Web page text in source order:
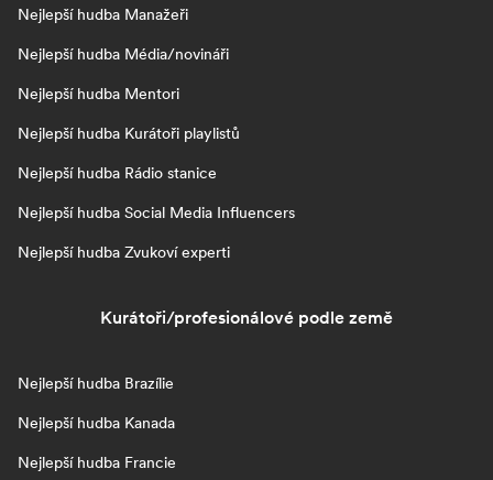
Nejlepší hudba Manažeři
Nejlepší hudba Média/novináři
Nejlepší hudba Mentori
Nejlepší hudba Kurátoři playlistů
Nejlepší hudba Rádio stanice
Nejlepší hudba Social Media Influencers
Nejlepší hudba Zvukoví experti
Kurátoři/profesionálové podle země
Nejlepší hudba Brazílie
Nejlepší hudba Kanada
Nejlepší hudba Francie